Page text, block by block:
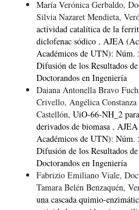
María Verónica Gerbaldo,
Silvia Nazaret Mendieta,
actividad catalítica de la
diclofenac sódico , AJEA
Académicos de UTN): Núm.
Difusión de los Resultados
Doctorandos en Ingeniería
Daiana Antonella Bravo
Crivello, Angélica
Castellón, UiO-66-NH_2
derivados de biomasa ,
Académicos de UTN): Núm.
Difusión de los Resultados
Doctorandos en Ingeniería
Fabrizio Emiliano Viale,
Tamara Belén Benzaquén,
una cascada quimio-